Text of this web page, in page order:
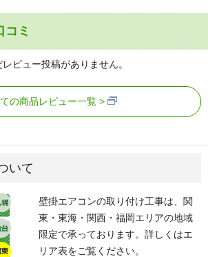
コミ
ビュー投稿がありません。
の商品レビュー一覧
いて
壁掛エアコンの取り付け工事は、関
東・東海・関西・福岡エリアの地域
限定で承っております。詳しくはエ
リア表をご覧ください。